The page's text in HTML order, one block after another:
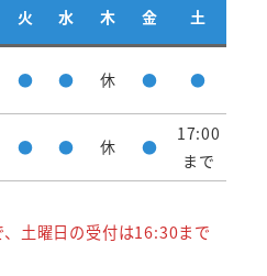
火 水 木 金 土
● ● 休 ● ●
● ● 休 ●
17:00
まで
土曜日の受付は16:30まで